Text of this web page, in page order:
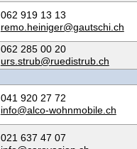
062 919 13 13
remo.heiniger@gautschi.ch
062 285 00 20
urs.strub@ruedistrub.ch
041 920 27 72
info@alco-wohnmobile.ch
021 637 47 07